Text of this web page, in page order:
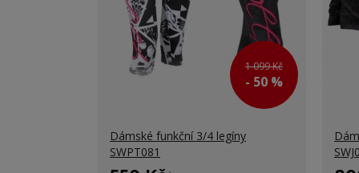
1 099 Kč
- 50 %
Dámské funkční 3/4 legíny
SWPT081